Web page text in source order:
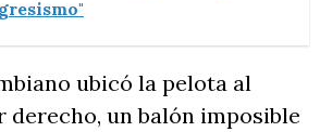
ubicó la pelota al
derecho, un balón imposible